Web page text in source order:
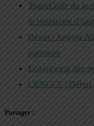
Togo/Code de la
le moratoire
Bénin : Angela
nationale
Ecojogging des
CENCCS :
Partager :